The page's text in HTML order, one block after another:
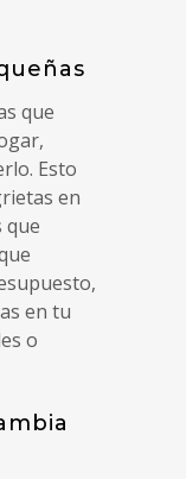
que
Esto
en
que
en tu
o